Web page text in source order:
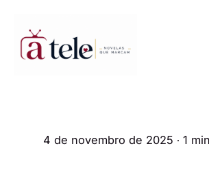
4 de novembro de 2025 ∙ 1